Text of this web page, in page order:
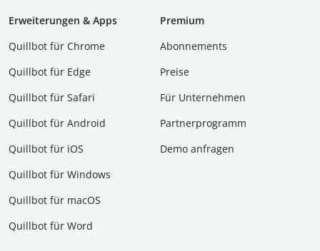
Erweiterungen & Apps
Quillbot für Chrome
Quillbot für Edge
Quillbot für Safari
Quillbot für Android
Quillbot für iOS
Quillbot für Windows
Quillbot für macOS
Quillbot für Word
Premium
Abon­ne­ments
Preise
Für Unternehmen
Partnerprogramm
Demo anfragen